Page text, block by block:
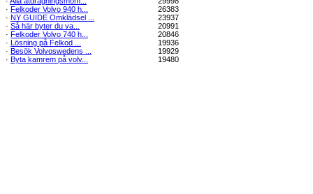
· Felkoder Volvo 940 h...
26383
· NY GUIDE Omklädsel ...
23937
· Så här byter du va...
20991
· Felkoder Volvo 740 h...
20846
· Lösning på Felkod ...
19936
· Besök Volvoswedens ...
19929
· Byta kamrem på volv... 19480